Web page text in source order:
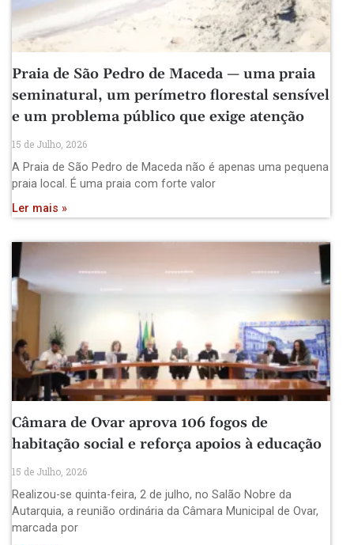
Praia de São Pedro de Maceda — uma praia
seminatural, um perímetro florestal sensível
e um problema público que exige atenção
15 de Julho, 2026
A Praia de São Pedro de Maceda não é apenas uma pequena
praia local. É uma praia com forte valor
Ler mais »
Câmara de Ovar aprova 106 fogos de
habitação social e reforça apoios à educação
15 de Julho, 2026
Realizou-se quinta-feira, 2 de julho, no Salão Nobre da
Autarquia, a reunião ordinária da Câmara Municipal de Ovar,
marcada por